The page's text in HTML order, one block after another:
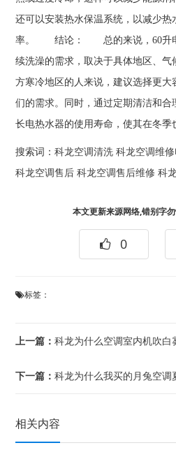
还可以安装热水保温系统，以减少热
率。 结论： 总的来说，60升电
续洗澡的需求，取决于具体地区、
方寒冷地区的人来说，建议选择更
们的需求。同时，通过定期清洁和合
长电热水器的使用寿命，使其在冬季
搜索词：科龙空调清洗 科龙空调维
科龙空调售后 科龙空调售后维修 科
本文更新来源网络,错别字
0
标签：
上一篇：科龙为什么空调室内机吹白雾_7@科龙为
下一篇：科龙为什么我买的月兔空调夏天制冷一打开有时
相关内容